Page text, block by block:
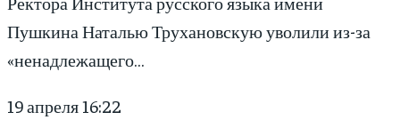
Пушкина Наталью Трухановскую уволили из-за
«ненадлежащего…
19 апреля 16:22